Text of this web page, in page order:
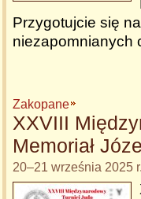
Przygotujcie się
niezapomnianych
Zakopane
XXVIII
Memoriał
20–21 września 2025